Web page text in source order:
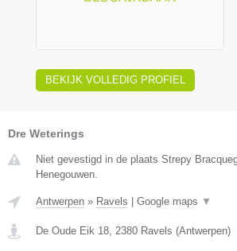
BEKIJK VOLLEDIG PROFIEL
Dre Weterings
Niet gevestigd in de plaats Strepy
Henegouwen.
Antwerpen » Ravels Google maps ▼
De Oude Eik 18, 2380 Ravels (Antwerpen)